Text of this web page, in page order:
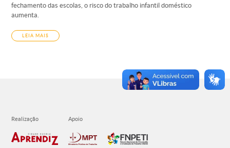
fechamento das escolas, o risco do trabalho infantil doméstico
aumenta.
LEIA MAIS